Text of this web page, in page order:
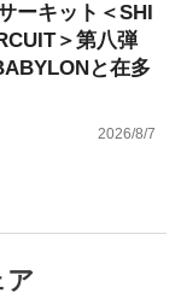
ーキット＜SHI
＞第八弾
と在多
2026/8/7
ア